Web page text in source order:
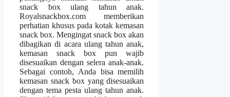
snack box ulang tahun anak.
Royalsnackbox.com memberikan
perhatian khusus pada kotak kemasan
snack box. Mengingat snack box akan
dibagikan di acara ulang tahun anak,
kemasan snack box pun wajib
disesuaikan dengan selera anak-anak.
Sebagai contoh, Anda bisa memilih
kemasan snack box yang disesuaikan
dengan tema pesta ulang tahun anak.